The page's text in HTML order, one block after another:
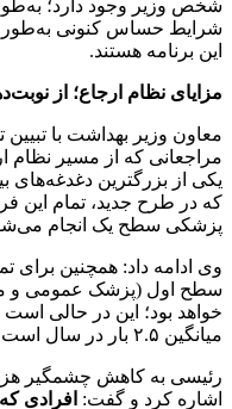
شخص وزیر وجود دارد؛
شرایط حساس کنونی
این برنامه هستند.
مزایای نظام ارجاع؛ از
معاون وزیر بهداشت با
مراجعانی که از مسیر نظام
یکی از بزرگترین
که در طرح جدید، تمام این
پزشکی سطح یک انجام
وی ادامه داد: همچنین برای
سطح اول (پزشک عمومی و
خواهد بود؛ این در حالی
میانگین ۲.۵ بار در سال است.
رئیسی به کاهش چشمگیر
اشاره کرد و گفت: افرادی